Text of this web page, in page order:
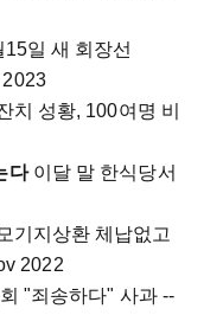
15일 새 회장선
2023
치 성황, 100여명 비
다이달 말 한식당서
모기지상환 체납없고
2022
"죄송하다" 사과 --